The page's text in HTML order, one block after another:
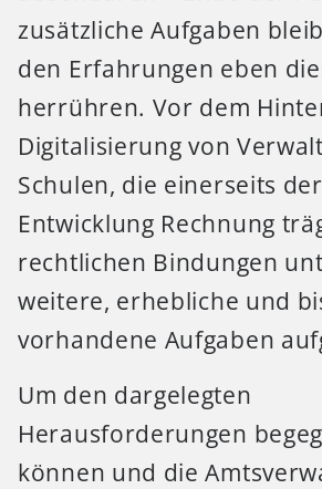
zusätzliche Aufgaben
den Erfahrungen eben
herrühren. Vor dem
Digitalisierung von
Schulen, die einerseits
Entwicklung Rechnung
rechtlichen Bindungen
weitere, erhebliche und
vorhandene Aufgaben
Um den dargelegten
Herausforderungen
können und die